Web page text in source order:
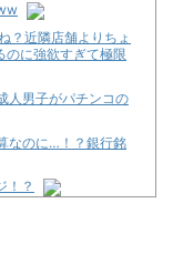
？近隣店舗よりちょ
のに強欲すぎて極限
人男子がパチンコの
なのに…！？銀行銘
！？